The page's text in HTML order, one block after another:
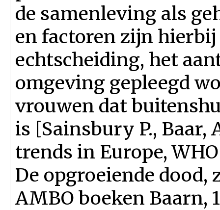
de samenleving als
en factoren zijn
echtscheiding, het
omgeving gepleegd
vrouwen dat
is [Sainsbury P., Baar,
trends in Europe,
De opgroeiende
AMBO boeken Baarn,